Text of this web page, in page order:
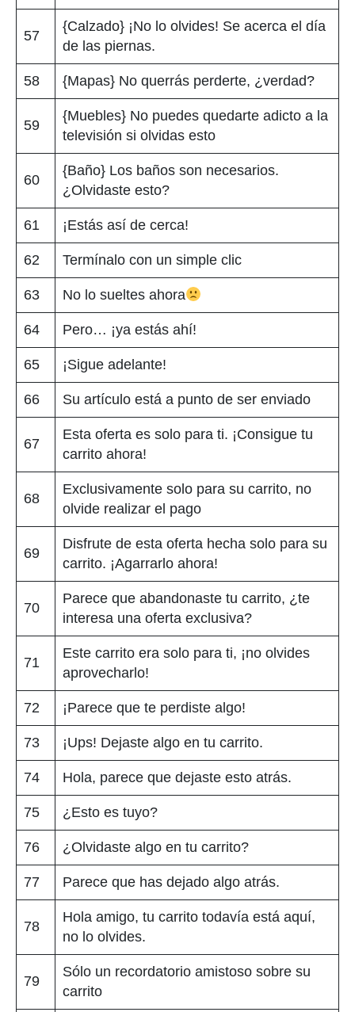
57
{Calzado} ¡No lo olvides! Se acerca el día
de las piernas.
58 {Mapas} No querrás perderte, ¿verdad?
59
{Muebles} No puedes quedarte adicto a la
televisión si olvidas esto
60
{Baño} Los baños son necesarios.
¿Olvidaste esto?
61 ¡Estás así de cerca!
62 Termínalo con un simple clic
63 No lo sueltes ahora
64 Pero… ¡ya estás ahí!
65 ¡Sigue adelante!
66 Su artículo está a punto de ser enviado
67
Esta oferta es solo para ti. ¡Consigue tu
carrito ahora!
68
Exclusivamente solo para su carrito, no
olvide realizar el pago
69
Disfrute de esta oferta hecha solo para su
carrito. ¡Agarrarlo ahora!
70
Parece que abandonaste tu carrito, ¿te
interesa una oferta exclusiva?
71
Este carrito era solo para ti, ¡no olvides
aprovecharlo!
72 ¡Parece que te perdiste algo!
73 ¡Ups! Dejaste algo en tu carrito.
74 Hola, parece que dejaste esto atrás.
75 ¿Esto es tuyo?
76 ¿Olvidaste algo en tu carrito?
77 Parece que has dejado algo atrás.
78
Hola amigo, tu carrito todavía está aquí,
no lo olvides.
79
Sólo un recordatorio amistoso sobre su
carrito